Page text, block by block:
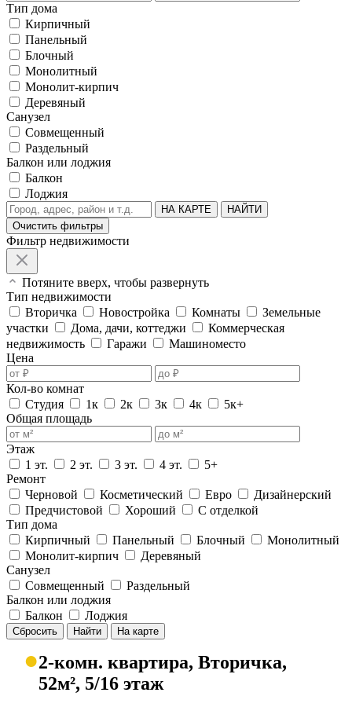
Тип дома
Кирпичный
Панельный
Блочный
Монолитный
Монолит-кирпич
Деревяный
Санузел
Совмещенный
Раздельный
Балкон или лоджия
Балкон
Лоджия
НА КАРТЕ
НАЙТИ
Очистить фильтры
Фильтр недвижимости
Потяните вверх, чтобы развернуть
Тип недвижимости
Вторичка
Новостройка Комнаты
Земельные
участки
Дома, дачи, коттеджи
Коммерческая
недвижимость
Гаражи
Машиноместо
Цена
Кол-во комнат
Студия
1к 2к 3к 4к
5к+
Общая площадь
Этаж
1 эт.
2 эт. 3 эт. 4 эт.
5+
Ремонт
Черновой
Косметический Евро
Дизайнерский
Предчистовой
Хороший
С отделкой
Тип дома
Кирпичный
Панельный Блочный
Монолитный
Монолит-кирпич
Деревяный
Санузел
Совмещенный
Раздельный
Балкон или лоджия
Балкон
Лоджия
Сбросить Найти На карте
●2-комн. квартира, Вторичка,
52м², 5/16 этаж